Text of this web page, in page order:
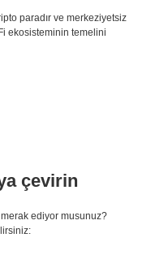
paradır ve merkeziyetsiz
ekosisteminin temelini
çevirin
ediyor musunuz?